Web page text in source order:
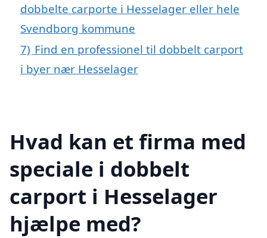
dobbelte carporte i Hesselager eller hele
Svendborg kommune
7) Find en professionel til dobbelt carport
i byer nær Hesselager
Hvad kan et firma med
speciale i dobbelt
carport i Hesselager
hjælpe med?